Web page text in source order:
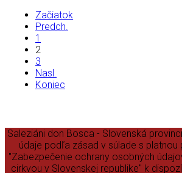
Začiatok
Predch.
1
2
3
Nasl.
Koniec
Saleziáni don Bosca - Slovenská
údaje podľa zásad v súlade s platnou
"Zabezpečenie ochrany osobných
cirkvou v Slovenskej republike" k